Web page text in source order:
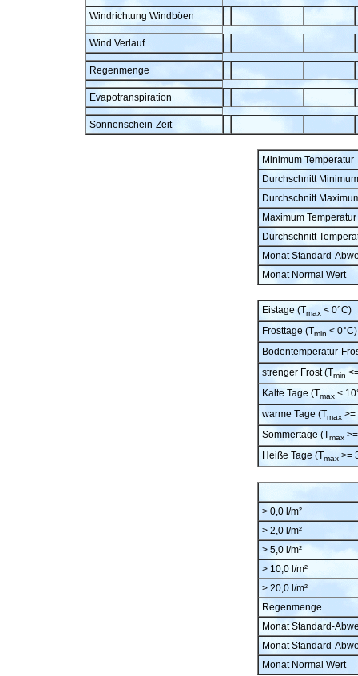
Windrichtung Windböen
Wind Verlauf
Regenmenge
Evapotranspiration
Sonnenschein-Zeit
Minimum Temperatur
Durchschnitt
Durchschnitt
Maximum Temperatur
Durchschnitt
Monat Standard-
Monat Normal Wert
Eistage (Tmax< 0°C)
Frosttage (Tmin < 0°C)
Bodentemperatur-
strenger Frost (Tmin
Kalte Tage (Tmax<
warme Tage (Tmax>=
Sommertage (Tmax>=
Heiße Tage (Tmax>=
> 0,0 l/m²
> 2,0 l/m²
> 5,0 l/m²
> 10,0 l/m²
> 20,0 l/m²
Regenmenge
Monat Standard-
Monat Standard-
Monat Normal Wert